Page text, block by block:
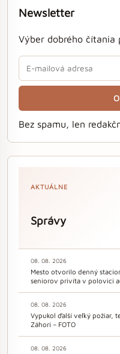
Newsletter
Výber dobrého čítania
Bez spamu, len
AKTUÁLNE
Správy
08. 08. 2026
Mesto otvorilo denný
seniorov privíta v polovici
08. 08. 2026
Vypukol ďalší veľký požiar,
Záhorí – FOTO
08. 08. 2026